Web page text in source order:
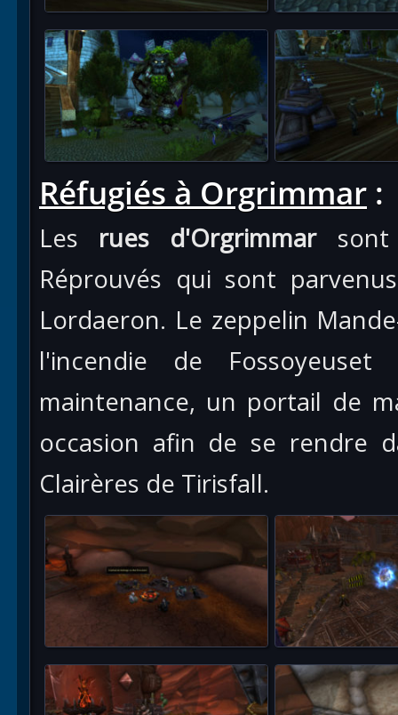
Réfugiés à Orgrimmar :
Les rues d'Orgrimmarsont
Réprouvés qui sont
Lordaeron. Le zeppelin
l'incendie de
maintenance, un portail de
occasion afin de se rendre
Clairères de Tirisfall.